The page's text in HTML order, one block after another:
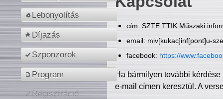
Lebonyolítás
Díjazás
Szponzorok
Program
Regisztráció
cím: SZTE TTIK Műszaki
email: miv[kukac]inf[pont]u-
facebook: https://
Ha bármilyen további
e-mail címen keresztül. A